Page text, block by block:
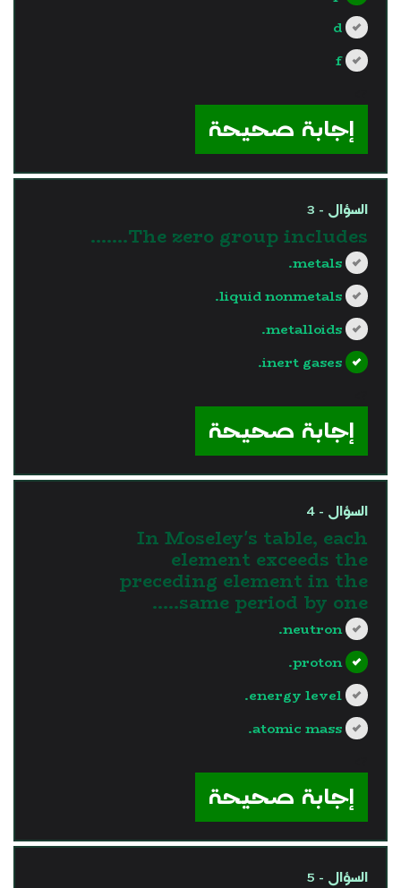
d
f
إجابة صحيحة
السؤال - 3
The zero group includes.......
metals.
liquid nonmetals.
metalloids.
inert gases.
إجابة صحيحة
السؤال - 4
In Moseley's table, each
element exceeds the
preceding element in the
same period by one…..
neutron.
proton.
energy level.
atomic mass.
إجابة صحيحة
السؤال - 5